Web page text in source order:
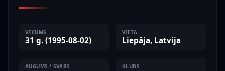
VECUMS
31 g. (1995-08-02)
VIETA
Liepāja, Latvija
AUGUMS / SVARS KLUBS